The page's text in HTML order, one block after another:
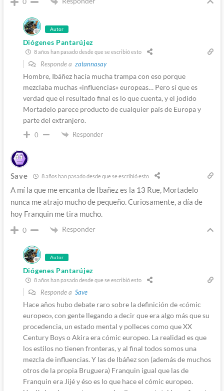
Autor
Diógenes Pantarújez
8 años han pasado desde que se escribió esto
Responde a zatannasay
Hombre, Ibáñez hacía mucha trampa con eso porque
mezclaba muchas «influencias» europeas… Pero sí que es
verdad que el resultado final es lo que cuenta, y el jodido
Mortadelo parece producto de cualquier país de Europa y
parte del extranjero.
0 Responder
Save 8 años han pasado desde que se escribió esto
A mí la que me encanta de Ibañez es la 13 Rue, Mortadelo
nunca me atrajo mucho de pequeño. Curiosamente, a día de
hoy Franquin me tira mucho.
0 Responder
Autor
Diógenes Pantarújez
8 años han pasado desde que se escribió esto
Responde a Save
Hace años hubo debate raro sobre la definición de «cómic
europeo», con gente llegando a decir que era algo más que su
procedencia, un estado mental y polleces como que XX
Century Boys o Akira era cómic europeo. La realidad es que
los estilos no tienen fronteras, y al final todos somos una
mezcla de influencias. Y las de Ibáñez son (además de muchos
otros de la propia Bruguera) Franquin igual que las de
Franquin era Jijé y éso es lo que hace el cómic europeo.